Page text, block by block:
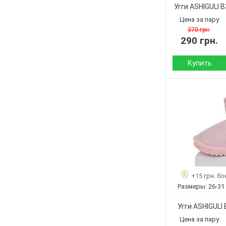
Размер:
Кол-во пар:
Цвет:
Угги ASHIGULI
Цена за пару
370 грн.
290 грн.
Купить
Материал верха:
Подошва :
Страна
производитель:
Бренд:
Артикул:
Размер:
Кол-во пар:
+15 грн.
Размеры: 26-31
Угги
Цена за пару